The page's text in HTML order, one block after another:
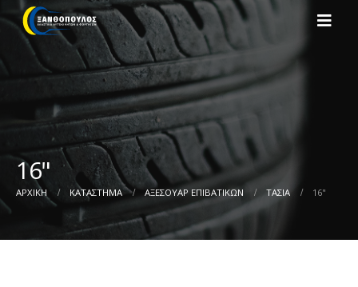
16"
ΑΡΧΙΚΉ ΚΑΤΆΣΤΗΜΑ ΑΞΕΣΟΥΑΡ ΕΠΙΒΑΤΙΚΩΝ ΤΑΣΙΑ 16"